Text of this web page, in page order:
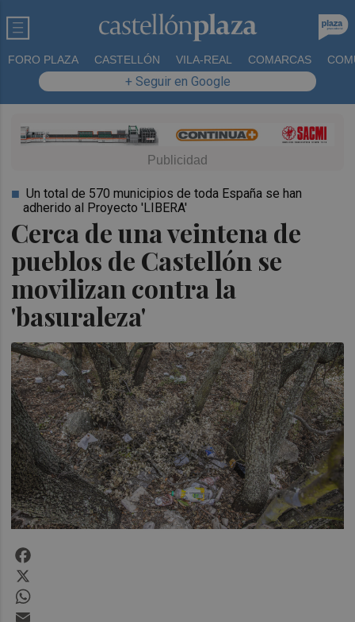
FORO PLAZA CASTELLÓN VILA-REAL COMARCAS
+ Seguir en Google
Cerca de una veintena de
pueblos de Castellón se
movilizan contra la
'basuraleza'
Un total de 570 municipios de toda España se han
adherido al Proyecto 'LIBERA'